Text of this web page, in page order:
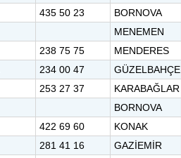
435 50 23 BORNOVA
MENEMEN
238 75 75 MENDERES
234 00 47 GÜZELBAHÇE
253 27 37 KARABAĞLAR
BORNOVA
422 69 60 KONAK
281 41 16 GAZİEMİR